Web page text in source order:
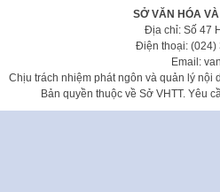
SỞ VĂN HÓA
Địa chỉ: Số 47
Điện thoại: (024)
Email:
Chịu trách nhiệm phát ngôn và quản lý nội
Bản quyền thuộc về Sở VHTT. Yêu